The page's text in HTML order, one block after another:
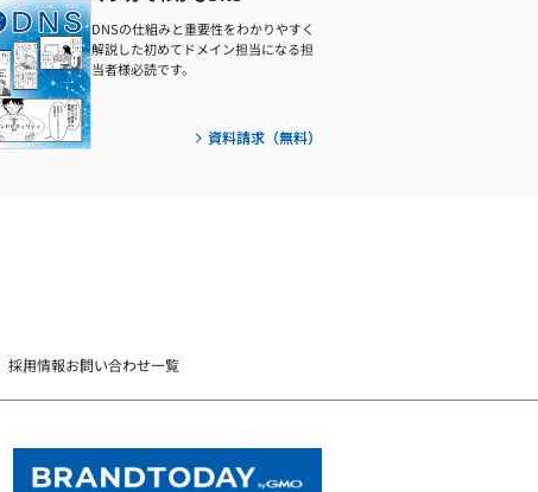
DNSの仕組みと重要性をわかりやすく
解説した初めてドメイン担当になる担
当者様必読です。
資料請求（無料）
採用情報お問い合わせ一覧